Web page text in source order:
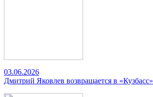
03.06.2026
Дмитрий Яковлев возвращается в «Кузбасс»